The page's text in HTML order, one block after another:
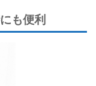
も便利